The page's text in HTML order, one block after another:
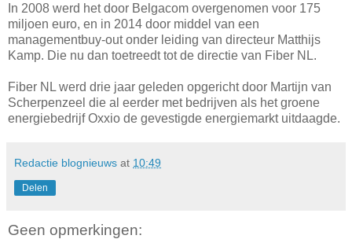
In 2008 werd het door Belgacom overgenomen voor 175
miljoen euro, en in 2014 door middel van een
managementbuy-out onder leiding van directeur Matthijs
Kamp. Die nu dan toetreedt tot de directie van Fiber NL.
Fiber NL werd drie jaar geleden opgericht door Martijn van
Scherpenzeel die al eerder met bedrijven als het groene
energiebedrijf Oxxio de gevestigde energiemarkt uitdaagde.
Redactie blognieuws at 10:49
Delen
Geen opmerkingen: